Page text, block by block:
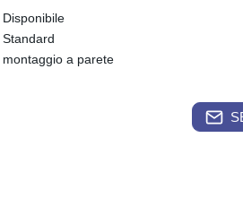
Disponibile
Standard
montaggio a parete